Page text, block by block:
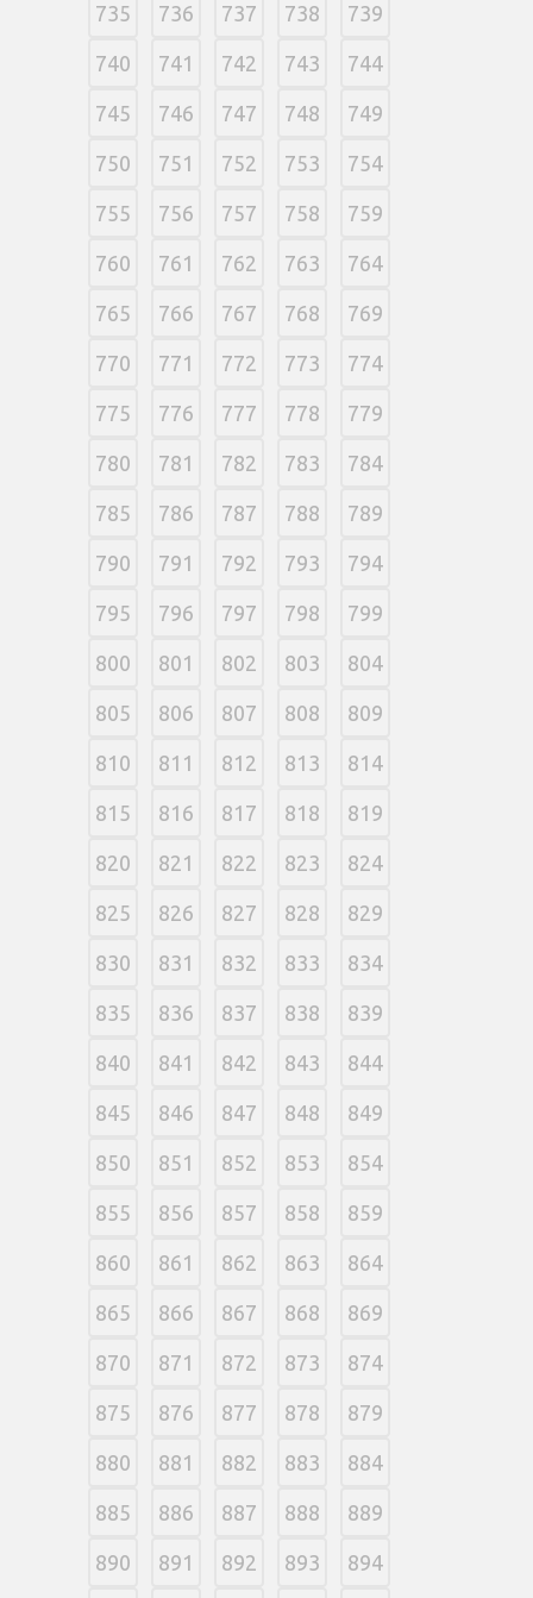
735 736 737 738 739
740 741 742 743 744
745 746 747 748 749
750 751 752 753 754
755 756 757 758 759
760 761 762 763 764
765 766 767 768 769
770 771 772 773 774
775 776 777 778 779
780 781 782 783 784
785 786 787 788 789
790 791 792 793 794
795 796 797 798 799
800 801 802 803 804
805 806 807 808 809
810 811 812 813 814
815 816 817 818 819
820 821 822 823 824
825 826 827 828 829
830 831 832 833 834
835 836 837 838 839
840 841 842 843 844
845 846 847 848 849
850 851 852 853 854
855 856 857 858 859
860 861 862 863 864
865 866 867 868 869
870 871 872 873 874
875 876 877 878 879
880 881 882 883 884
885 886 887 888 889
890 891 892 893 894